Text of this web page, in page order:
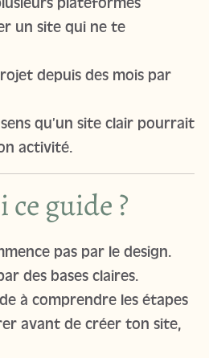
plateformes
un site qui ne te
depuis des mois par
qu’un site clair pourrait
activité.
ce guide ?
pas par le design.
des bases claires.
à comprendre les étapes
avant de créer ton site,